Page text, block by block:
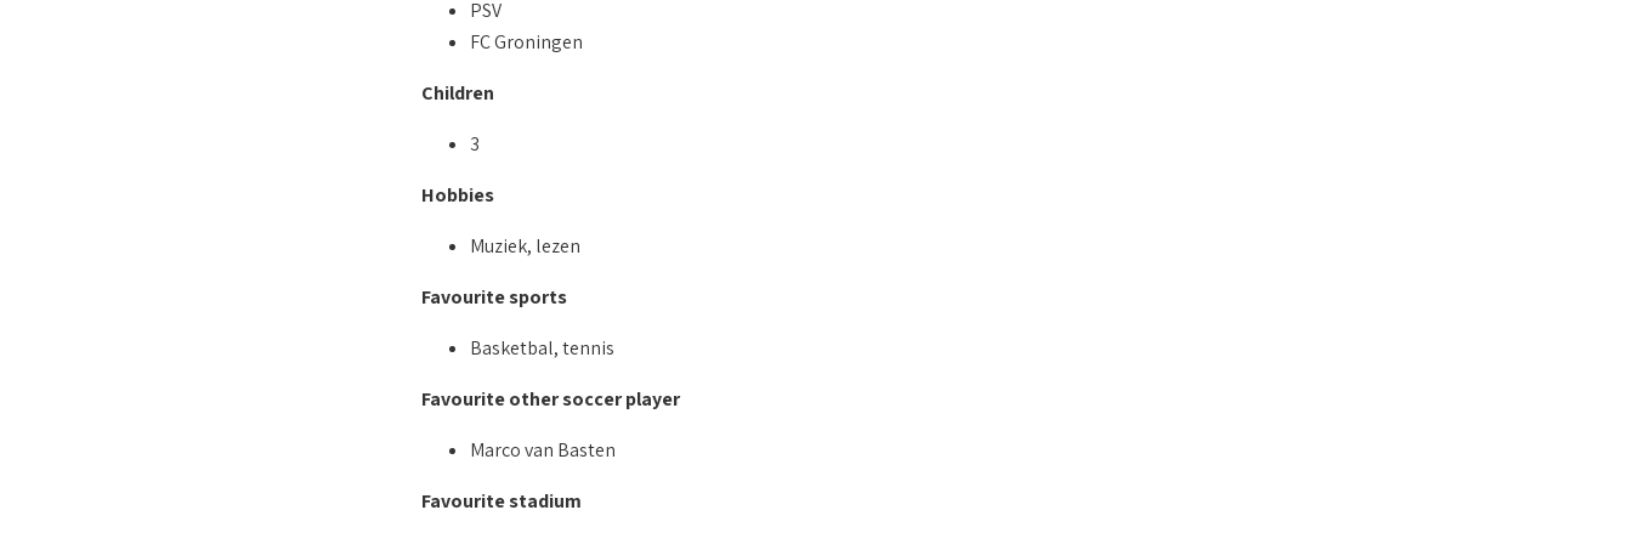
PSV
FC Groningen
Children
3
Hobbies
Muziek, lezen
Favourite sports
Basketbal, tennis
Favourite other soccer player
Marco van Basten
Favourite stadium